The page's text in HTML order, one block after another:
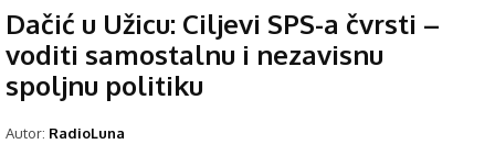
Dačić u Užicu: Ciljevi SPS-a čvrsti –
voditi samostalnu i nezavisnu
spoljnu politiku
Autor: RadioLuna